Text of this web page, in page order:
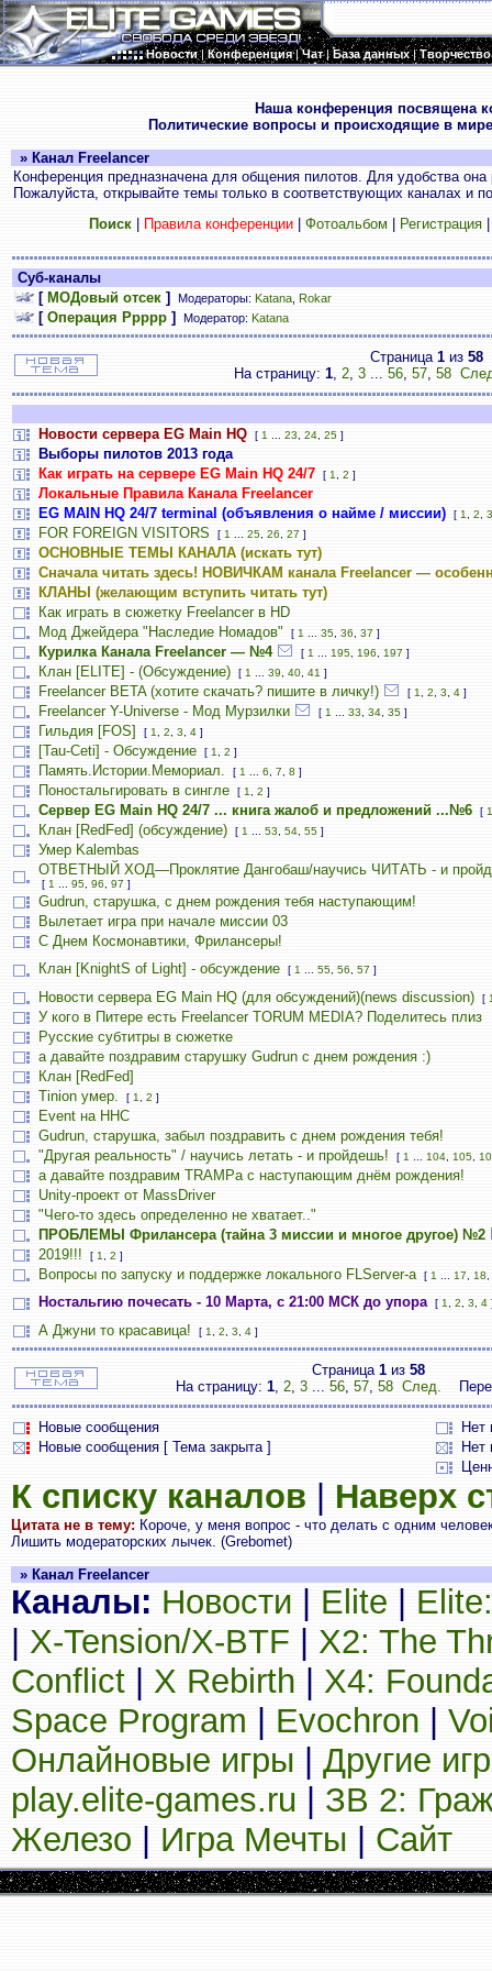
Новости|Конференция|Чат|База данных|Творчество
Наша конференция посвящена
Политические вопросы и происходящие в
» Канал Freelancer
Конференция предназначена для общения пилотов. Для удобства
Пожалуйста, открывайте темы только в соответствующих каналах и
Поиск| Правила конференции| Фотоальбом Регистрация
Суб-каналы
[ МОДовый отсек ] Модераторы: Katana Rokar
[ Операция Ррррр ] Модератор: Katana
Страница 1из 58
На страницу: 1, 2, 3 ... 56, 57, 58
Новости сервера EG Main HQ [ 1 23 24 25 ]
Выборы пилотов 2013 года
Как играть на сервере EG Main HQ 24/7
[ 1 2 ]
Локальные Правила Канала Freelancer
EG MAIN HQ 24/7 terminal (объявления о найме / миссии)
[ 1 2 3
FOR FOREIGN VISITORS [ 1 25 26 27 ]
ОСНОВНЫЕ ТЕМЫ КАНАЛА (искать тут)
Сначала читать здесь! НОВИЧКАМ канала Freelancer —
КЛАНЫ (желающим вступить читать тут)
Как играть в сюжетку Freelancer в HD
Мод Джейдера "Наследие Номадов"
[ 1 35 36 37 ]
Курилка Канала Freelancer — №4 [ 1 195 196 197 ]
Клан [ELITE] - (Обсуждение) [ 1 39 40 41 ]
Freelancer BETA (хотите скачать? пишите в личку!) [ 1 2 3 4 ]
Freelancer Y-Universe - Мод Мурзилки [ 1 33 34 35 ]
Гильдия [FOS] [ 1 2 3 4 ]
[Tau-Ceti] - Обсуждение [ 1 2 ]
Память.Истории.Мемориал. [ 1 6 7 8 ]
Поностальгировать в сингле [ 1 2 ]
Сервер EG Main HQ 24/7 ... книга жалоб и предложений ...№6 [ 1
Клан [RedFed] (обсуждение) [ 1 53 54 55 ]
Умер Kalembas
ОТВЕТНЫЙ ХОД—Проклятие Дангобаш/научись ЧИТАТЬ - и
[ 1 95 96 97 ]
Gudrun, старушка, с днем рождения тебя наступающим!
Вылетает игра при начале миссии 03
С Днем Космонавтики, Фрилансеры!
Клан [KnightS of Light] - обсуждение
[ 1 55 56 57 ]
Новости сервера EG Main HQ (для обсуждений)(news discussion) [
У кого в Питере есть Freelancer TORUM MEDIA? Поделитесь плиз
Русские субтитры в сюжетке
а давайте поздравим старушку Gudrun с днем рождения :)
Клан [RedFed]
Tinion умер.
[ 1 2 ]
Event на HHC
Gudrun, старушка, забыл поздравить с днем рождения тебя!
"Другая реальность" / научись летать - и пройдешь!
[ 1 104 105
а давайте поздравим TRAMPа с наступающим днём рождения!
Unity-проект от MassDriver
"Чего-то здесь определенно не хватает.."
ПРОБЛЕМЫ Фрилансера (тайна 3 миссии и многое другое) №2
2019!!!
[ 1 2 ]
Вопросы по запуску и поддержке локального FLServer-a [ 1 17 18
Ностальгию почесать - 10 Марта, с 21:00 МСК до упора [ 1 2 3 4
А Джуни то красавица! [ 1 2 3 4 ]
Страница 1из 58
На страницу: 1, 2, 3 ... 56, 57, 58 След.
Новые сообщения
Нет
Новые сообщения [ Тема закрыта ]
Нет
К списку каналов Наверх
Цитата не в тему: Короче, у меня вопрос - что делать с одним
Лишить модераторских лычек. (Grebomet)
» Канал Freelancer
Каналы: Новости Elite
X-Tension/X-BTF
X2: The
Conflict
X Rebirth
X4:
Space Program
Evochron
Онлайновые игры
Другие
play.elite-games.ru
ЗВ 2:
Железо
Игра Мечты Сайт